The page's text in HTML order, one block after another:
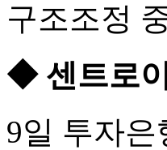
구조조정
◆ 센트로
9일 투자